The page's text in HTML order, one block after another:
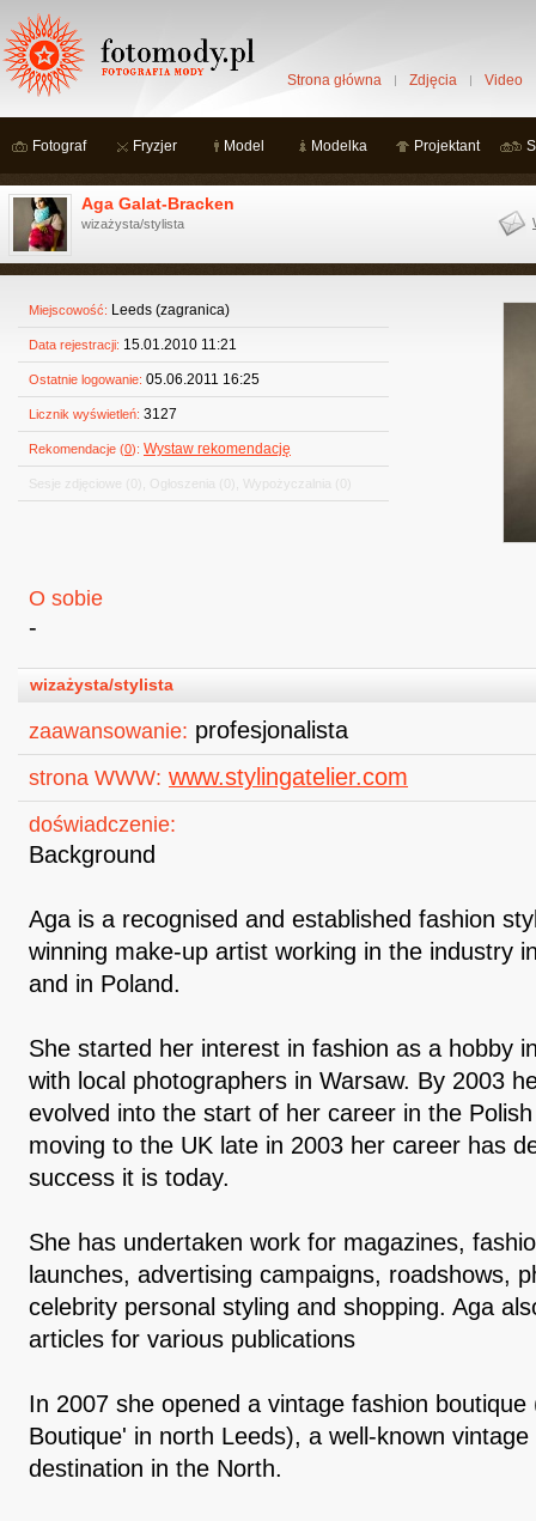
Strona główna Zdjęcia Video
Fotograf Fryzjer Model Modelka Projektant
Aga Galat-Bracken
wizażysta/stylista
Miejscowość: Leeds (zagranica)
Data rejestracji: 15.01.2010 11:21
Ostatnie logowanie: 05.06.2011 16:25
Licznik wyświetleń: 3127
Rekomendacje (0): Wystaw rekomendację
Sesje zdjęciowe (0) Ogłoszenia (0) Wypożyczalnia (0)
O sobie
-
wizażysta/stylista
zaawansowanie: profesjonalista
strona WWW: www.stylingatelier.com
doświadczenie:
Background
Aga is a recognised and established fashion
winning make-up artist working in the industry
and in Poland.
She started her interest in fashion as a hobby
with local photographers in Warsaw. By 2003
evolved into the start of her career in the
moving to the UK late in 2003 her career has
success it is today.
She has undertaken work for magazines,
launches, advertising campaigns, roadshows,
celebrity personal styling and shopping. Aga
articles for various publications
In 2007 she opened a vintage fashion
Boutique' in north Leeds), a well-known
destination in the North.